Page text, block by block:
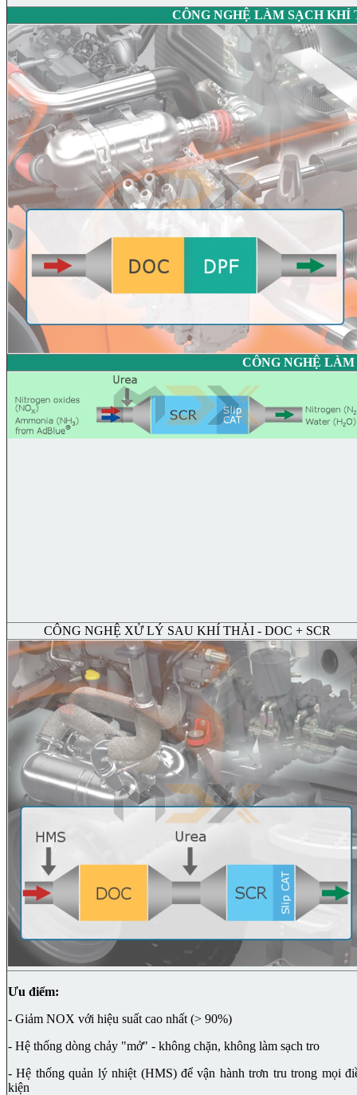
CÔNG NGHỆ LÀM SẠCH KHÍ
CÔNG NGHỆ
CÔNG NGHỆ XỬ LÝ SAU KHÍ THẢI - DOC + SCR
Ưu điểm:
- Giảm NOX với hiệu suất cao nhất (> 90%)
- Hệ thống dòng chảy "mở" - không chặn, không làm sạch tro
- Hệ thống quản lý nhiệt (HMS) để vận hành trơn tru trong mọi
kiện